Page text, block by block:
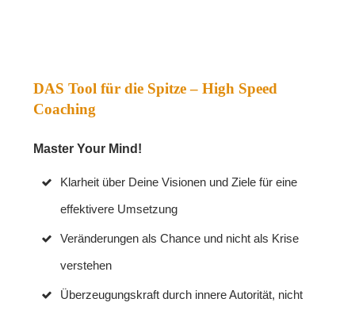
DAS Tool für die Spitze – High Speed
Coaching
Master Your Mind!
Klarheit über Deine Visionen und Ziele für eine
effektivere Umsetzung
Veränderungen als Chance und nicht als Krise
verstehen
Überzeugungskraft durch innere Autorität, nicht